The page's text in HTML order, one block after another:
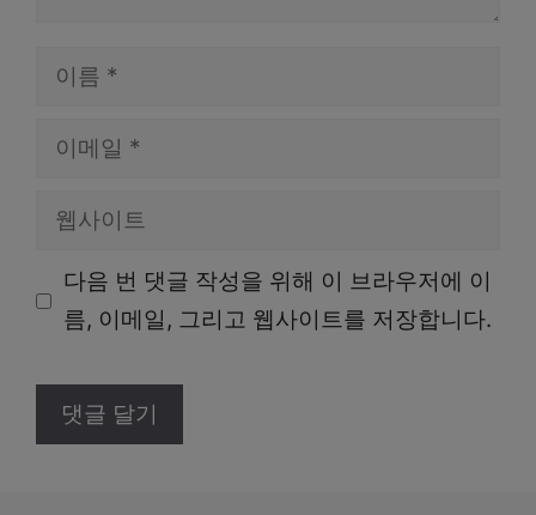
일
다음 번 댓글 작성을 위해 이 브라우저에 이
름, 이메일, 그리고 웹사이트를 저장합니다.